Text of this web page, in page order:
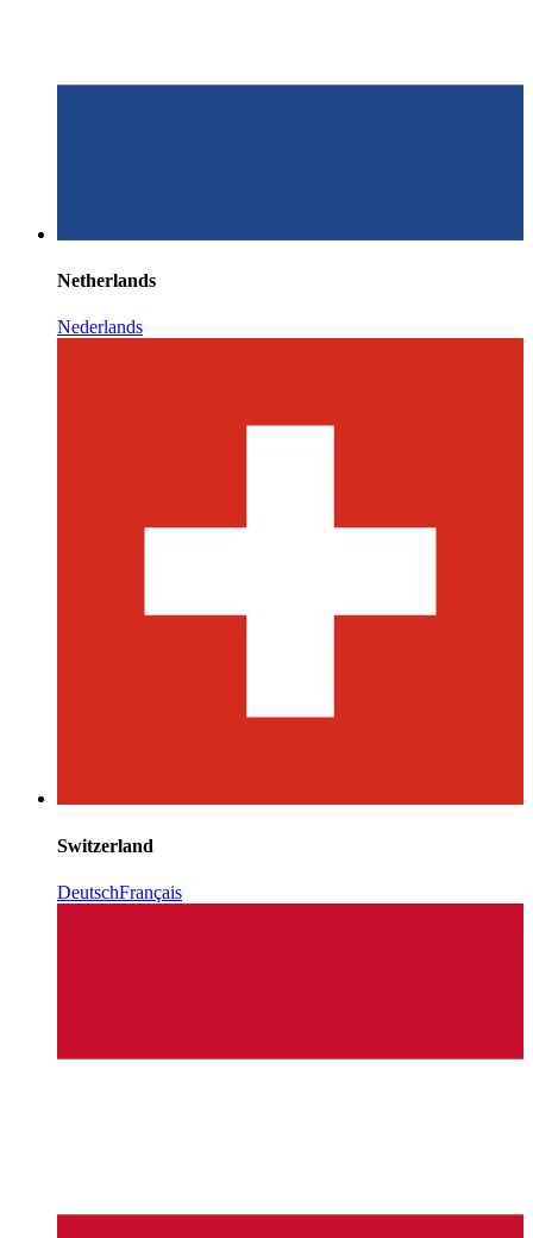
Netherlands
Nederlands
Switzerland
DeutschFrançais